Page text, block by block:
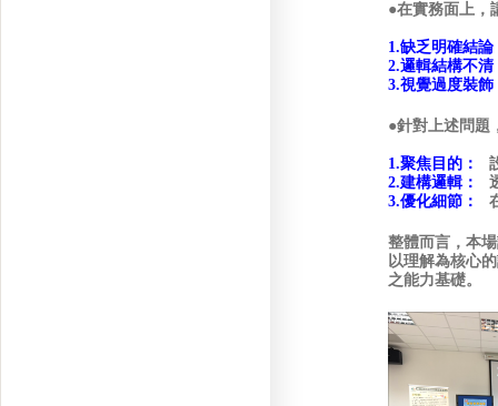
●在實務面上，
1.缺乏明確結論
2.邏輯結構不清
3.視覺過度裝飾
●針對上述問題
1.聚焦目的：
2.建構邏輯：
3.優化細節：
整體而言，本
以理解為核心
之能力基礎。